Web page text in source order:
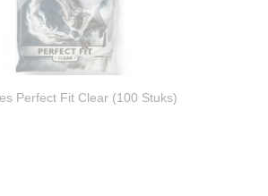
Perfect Fit Clear (100 Stuks)